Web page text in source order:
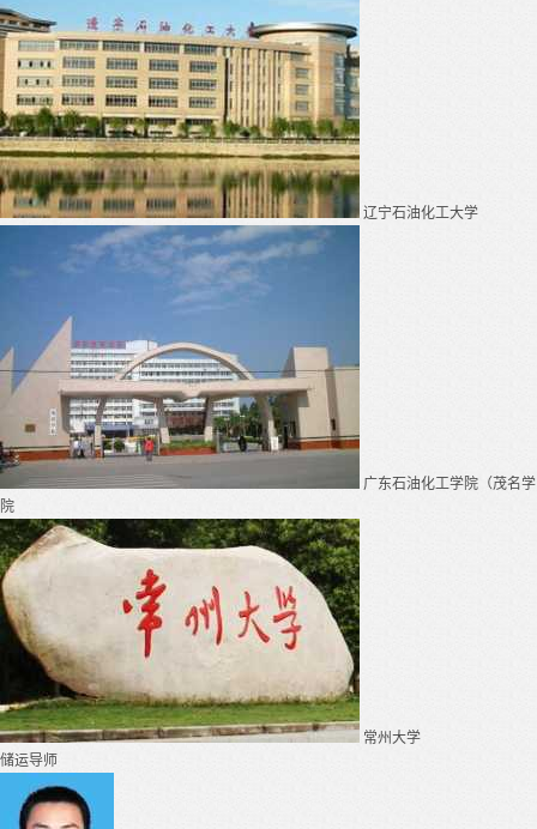
辽宁石油化工大学
广东石油化工学院（茂名学
院
常州大学
储运导师